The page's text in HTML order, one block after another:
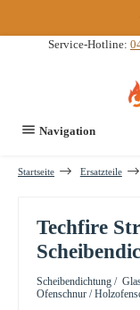
Service-Hotline:
Navigation
Startseite Ersatzteile
Techfire
Scheibendichtung /
Ofenschnur /